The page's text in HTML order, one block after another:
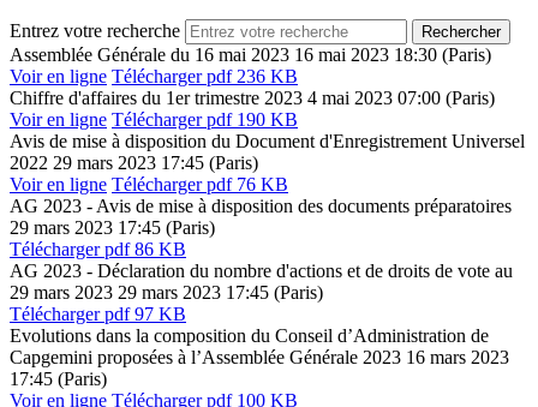
Entrez votre recherche
Assemblée Générale du 16 mai 2023 16 mai 2023 18:30 (Paris)
Voir en ligne Téléchargerpdf 236 KB
Chiffre d'affaires du 1er trimestre 2023 4 mai 2023 07:00 (Paris)
Voir en ligne Téléchargerpdf 190 KB
Avis de mise à disposition du Document d'Enregistrement Universel
2022 29 mars 2023 17:45 (Paris)
Voir en ligne Téléchargerpdf 76 KB
AG 2023 - Avis de mise à disposition des documents préparatoires
29 mars 2023 17:45 (Paris)
Téléchargerpdf 86 KB
AG 2023 - Déclaration du nombre d'actions et de droits de vote au
29 mars 2023 29 mars 2023 17:45 (Paris)
Téléchargerpdf 97 KB
Evolutions dans la composition du Conseil d’Administration de
Capgemini proposées à l’Assemblée Générale 2023 16 mars 2023
17:45 (Paris)
Voir en ligne Téléchargerpdf 100 KB